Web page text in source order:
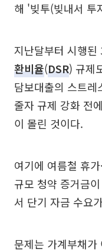
해 '빚투(빚내서 투
지난달부터 시행된
환비율(DSR) 규제
담보대출의 스트
줄자 규제 강화 전
이 몰린 것이다.
여기에 여름철 휴
규모 청약 증거금
서 단기 자금 수요
문제는 가계부채가